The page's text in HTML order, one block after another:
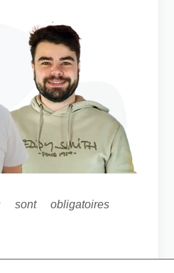
sont obligatoires